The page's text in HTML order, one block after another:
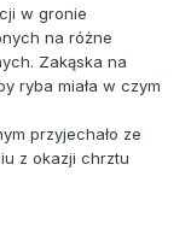
w gronie
na różne
Zakąska na
ryba miała w czym
przyjechało ze
z okazji chrztu